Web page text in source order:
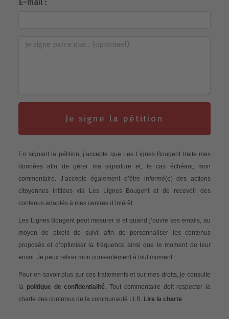
E-mail :
Je signe la pétition
En signant la pétition, j’accepte que Les Lignes Bougent traite mes
données afin de gérer ma signature et, le cas échéant, mon
commentaire. J’accepte également d’être informé(e) des actions
citoyennes initiées via Les Lignes Bougent et de recevoir des
contenus adaptés à mes centres d’intérêt.
Les Lignes Bougent peut mesurer si et quand j’ouvre ses emails, au
moyen de pixels de suivi, afin de personnaliser les contenus
proposés et d’optimiser la fréquence ainsi que le moment de leur
envoi. Je peux retirer mon consentement à tout moment.
Pour en savoir plus sur ces traitements et sur mes droits, je consulte
la politique de confidentialité. Tout commentaire doit respecter la
charte des contenus de la communauté LLB. Lire la charte.